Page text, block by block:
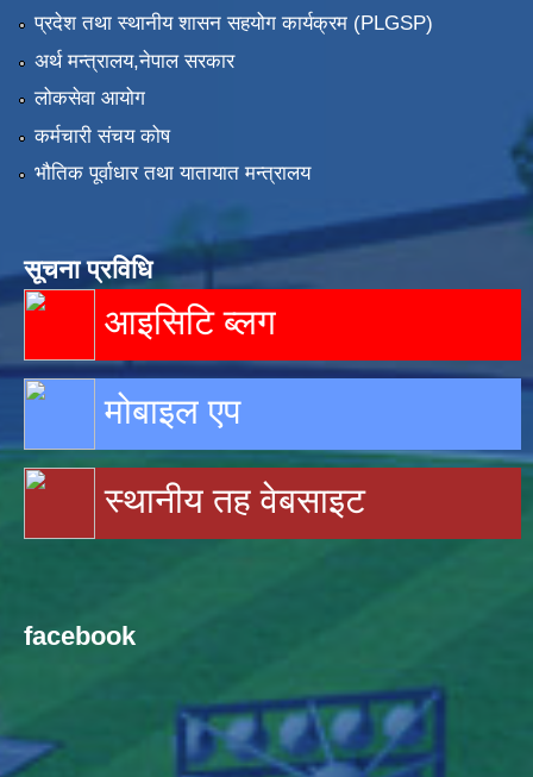
प्रदेश तथा स्थानीय शासन सहयोग कार्यक्रम (PLGSP)
अर्थ मन्त्रालय,नेपाल सरकार
लोकसेवा आयोग
कर्मचारी संचय कोष
भौतिक पूर्वाधार तथा यातायात मन्त्रालय
सूचना प्रविधि
आइसिटि ब्लग
मोबाइल एप
स्थानीय तह वेबसाइट
facebook